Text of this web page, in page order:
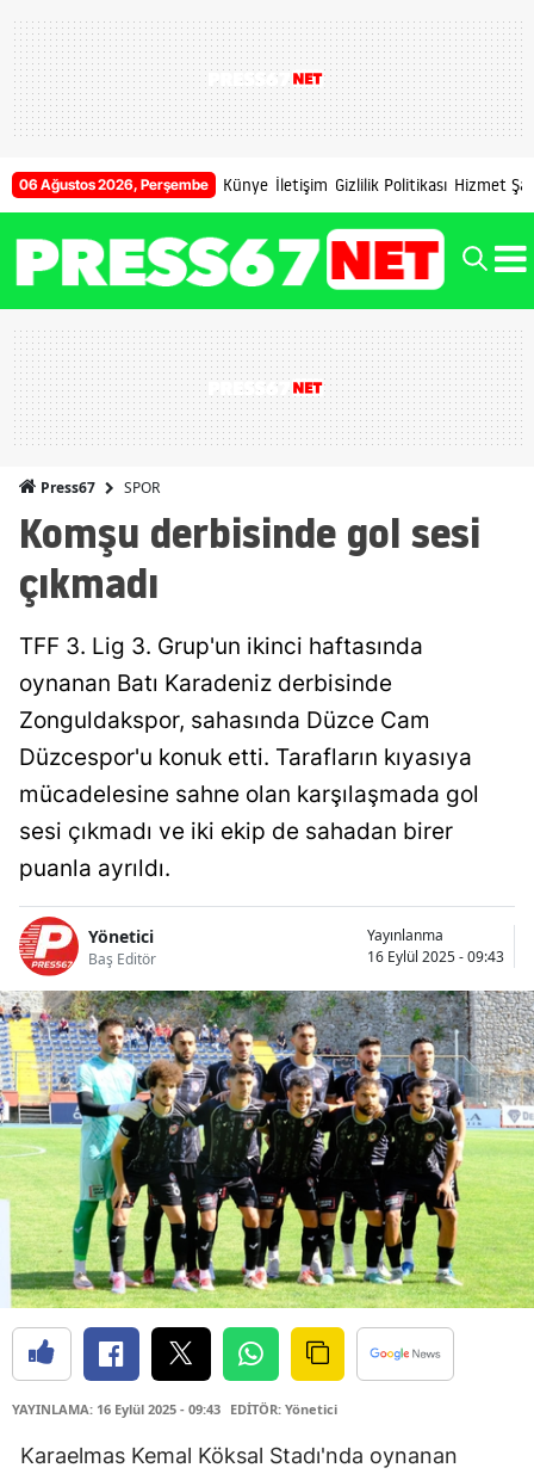
06 Ağustos 2026, Perşembe Künye İletişim Gizlilik Politikası Hizmet
Press67 SPOR
Komşu derbisinde gol sesi
çıkmadı
TFF 3. Lig 3. Grup'un ikinci haftasında
oynanan Batı Karadeniz derbisinde
Zonguldakspor, sahasında Düzce Cam
Düzcespor'u konuk etti. Tarafların kıyasıya
mücadelesine sahne olan karşılaşmada gol
sesi çıkmadı ve iki ekip de sahadan birer
puanla ayrıldı.
Yönetici
Baş Editör
Yayınlanma
16 Eylül 2025 - 09:43
YAYINLAMA: 16 Eylül 2025 - 09:43 EDİTÖR: Yönetici
Karaelmas Kemal Köksal Stadı'nda oynanan